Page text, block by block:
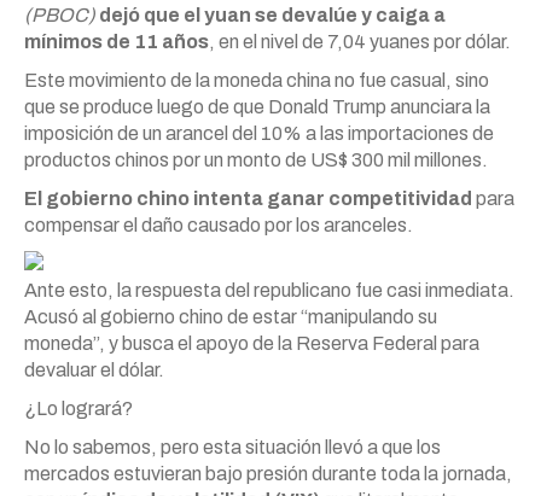
(PBOC) dejó que el yuan se devalúe y caiga a
mínimos de 11 años, en el nivel de 7,04 yuanes por dólar.
Este movimiento de la moneda china no fue casual, sino
que se produce luego de que Donald Trump anunciara la
imposición de un arancel del 10% a las importaciones de
productos chinos por un monto de US$ 300 mil millones.
El gobierno chino intenta ganar competitividad para
compensar el daño causado por los aranceles.
Ante esto, la respuesta del republicano fue casi inmediata.
Acusó al gobierno chino de estar “manipulando su
moneda”, y busca el apoyo de la Reserva Federal para
devaluar el dólar.
¿Lo logrará?
No lo sabemos, pero esta situación llevó a que los
mercados estuvieran bajo presión durante toda la jornada,